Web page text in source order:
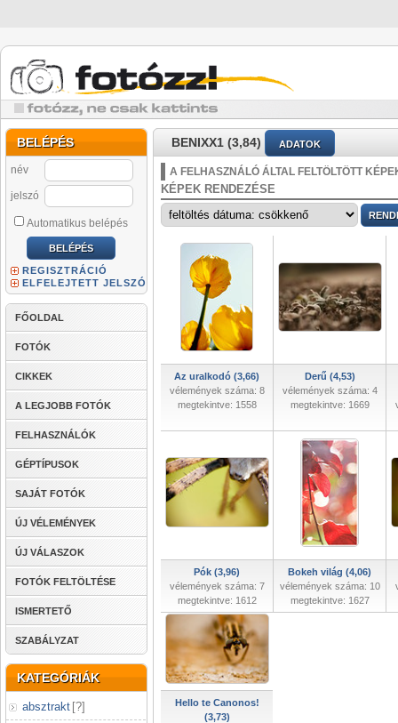
BELÉPÉS
név
jelszó
Automatikus belépés
REGISZTRÁCIÓ
ELFELEJTETT JELSZÓ
FŐOLDAL
FOTÓK
CIKKEK
A LEGJOBB FOTÓK
FELHASZNÁLÓK
GÉPTÍPUSOK
SAJÁT FOTÓK
ÚJ VÉLEMÉNYEK
ÚJ VÁLASZOK
FOTÓK FELTÖLTÉSE
ISMERTETŐ
SZABÁLYZAT
KATEGÓRIÁK
absztrakt [?]
BENIXX1 (3,84) ADATOK
A FELHASZNÁLÓ ÁLTAL FELTÖLTÖTT
KÉPEK RENDEZÉSE
Az uralkodó (3,66)
vélemények száma: 8
megtekintve: 1558
Derű (4,53)
vélemények száma: 4
megtekintve: 1669
Pók (3,96)
vélemények száma: 7
megtekintve: 1612
Bokeh világ (4,06)
vélemények száma: 10
megtekintve: 1627
Hello te Canonos!
(3,73)